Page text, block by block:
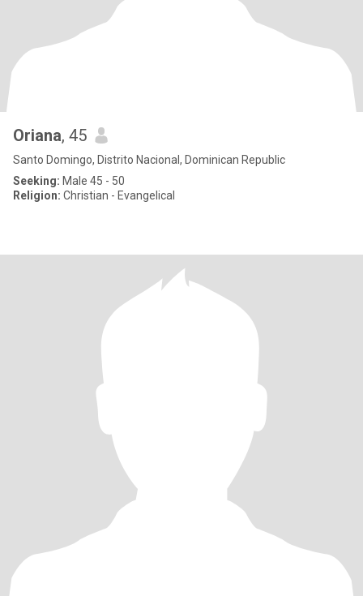
Oriana, 45
Santo Domingo, Distrito Nacional, Dominican Republic
Seeking: Male 45 - 50
Religion: Christian - Evangelical